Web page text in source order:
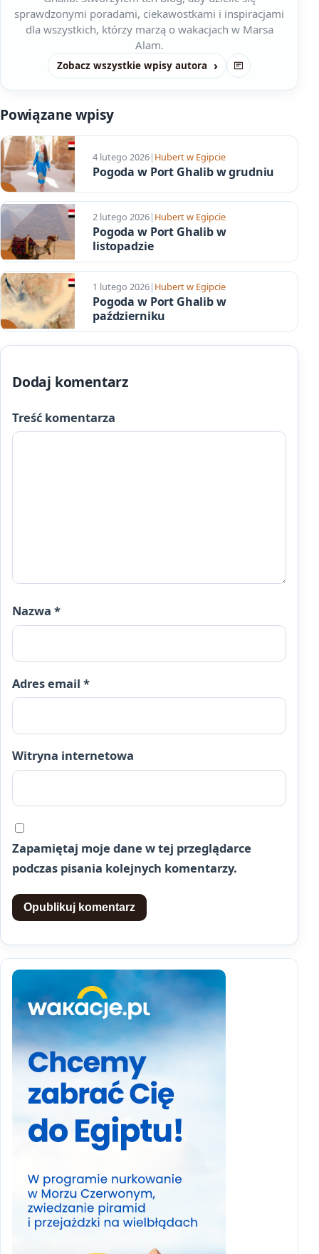
sprawdzonymi poradami, ciekawostkami i inspiracjami
dla wszystkich, którzy marzą o wakacjach w Marsa
Alam.
Zobacz wszystkie wpisy autora
Strona
Powiązane wpisy
4 lutego 2026| Hubert w Egipcie
Pogoda w Port Ghalib w grudniu
2 lutego 2026| Hubert w Egipcie
Pogoda w Port Ghalib w
listopadzie
1 lutego 2026| Hubert w Egipcie
Pogoda w Port Ghalib w
październiku
Dodaj komentarz
Treść komentarza
Nazwa *
Adres email *
Witryna internetowa
Zapamiętaj moje dane w tej przeglądarce
podczas pisania kolejnych komentarzy.